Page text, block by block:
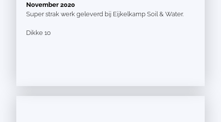
November 2020
Super strak werk geleverd bij Eijkelkamp Soil & Water.
Dikke 10